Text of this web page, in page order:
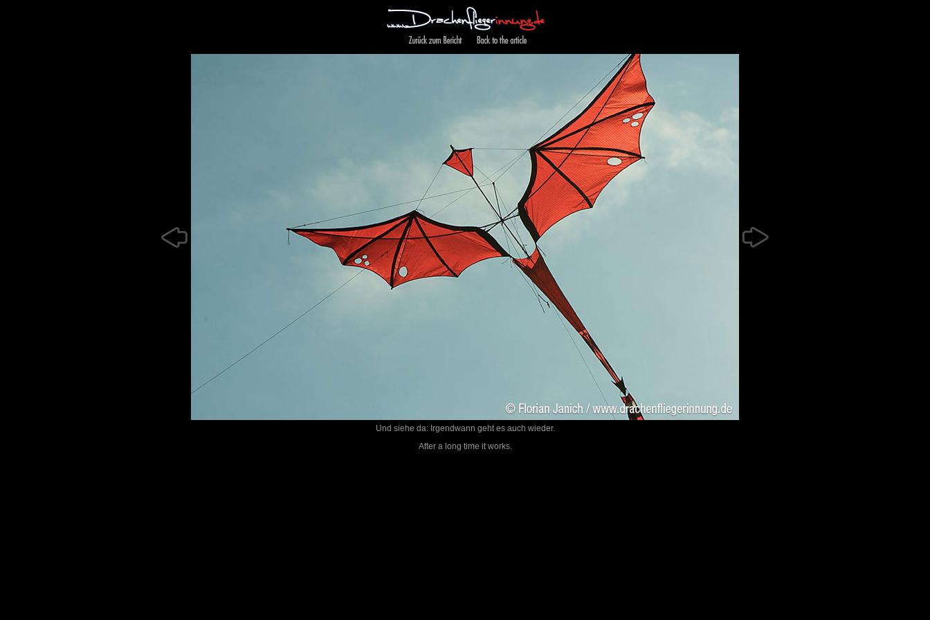
Und siehe da: Irgendwann geht es auch wieder.
After a long time it works.